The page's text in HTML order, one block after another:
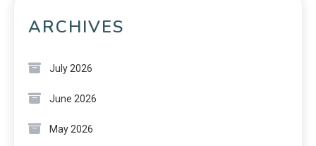
ARCHIVES
July 2026
June 2026
May 2026